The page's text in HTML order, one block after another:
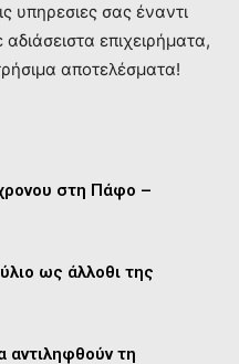
υπηρεσιες σας έναντι
επιχειρήματα,
αποτελέσματα!
στη Πάφο –
ως άλλοθι της
τη